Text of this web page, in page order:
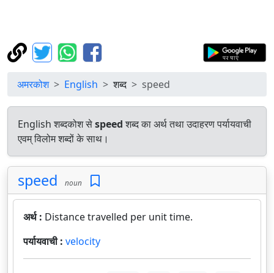
अमरकोश English शब्द speed
English शब्दकोश सेspeedशब्द का अर्थ तथा उदाहरण पर्यायवाची
एवम् विलोम शब्दों के साथ।
speed noun
अर्थ : Distance travelled per unit time.
पर्यायवाची : velocity